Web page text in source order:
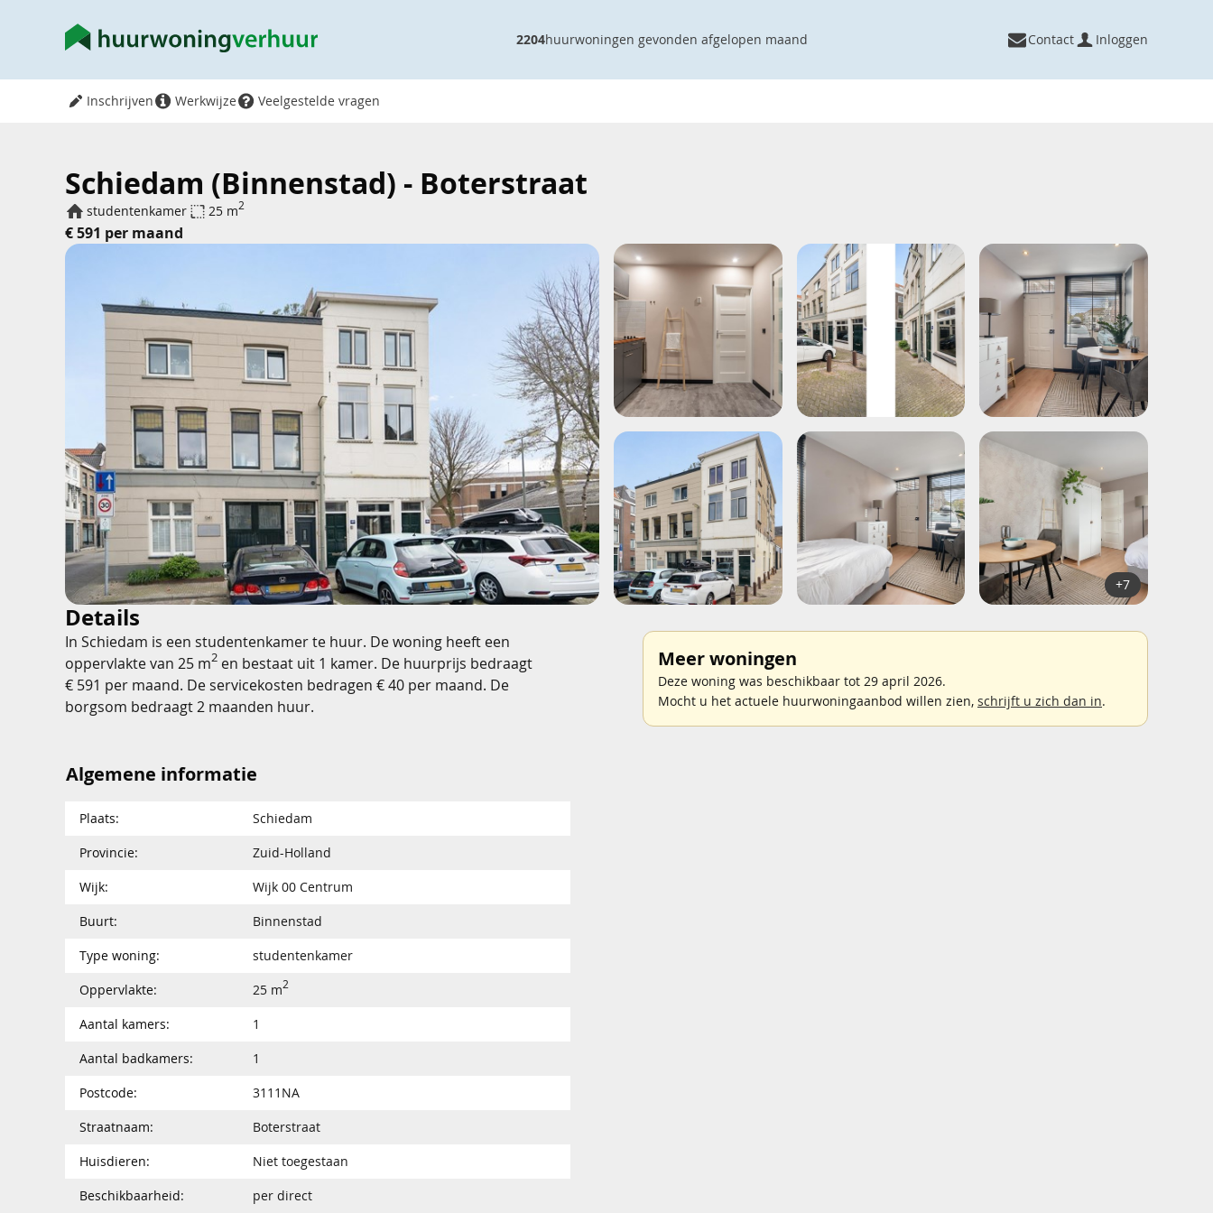
2204huurwoningen gevonden afgelopen maand Contact Inloggen
Inschrijven Werkwijze Veelgestelde vragen
Schiedam (Binnenstad) - Boterstraat
studentenkamer 25 m2
€ 591 per maand
+7
Details
In Schiedam is een studentenkamer te huur. De woning heeft een
oppervlakte van 25 m2 en bestaat uit 1 kamer. De huurprijs bedraagt
€ 591 per maand. De servicekosten bedragen € 40 per maand. De
borgsom bedraagt 2 maanden huur.
Meer woningen
Deze woning was beschikbaar tot 29 april 2026.
Mocht u het actuele huurwoningaanbod willen zien, schrijft u zich dan in.
Algemene informatie
Plaats:
Schiedam
Provincie:
Zuid-Holland
Wijk:
Wijk 00 Centrum
Buurt:
Binnenstad
Type woning:
studentenkamer
Oppervlakte:
25 m2
Aantal kamers:
1
Aantal badkamers:
1
Postcode:
3111NA
Straatnaam:
Boterstraat
Huisdieren:
Niet toegestaan
Beschikbaarheid:
per direct